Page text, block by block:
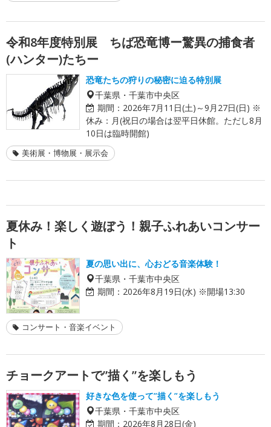
令和8年度特別展 ちば恐竜博ー驚異の捕食者
(ハンター)たちー
恐竜たちの狩りの秘密に迫る特別展
千葉県・千葉市中央区
期間： 2026年7月11日(土)～9月27日(日) ※
休み：月(祝日の場合は翌平日休館。ただし8月
10日は臨時開館)
美術展・博物展・展示会
夏休み！楽しく遊ぼう！親子ふれあいコンサー
ト
夏の思い出に、心おどる音楽体験！
千葉県・千葉市中央区
期間： 2026年8月19日(水) ※開場13:30
コンサート・音楽イベント
チョークアートで”描く”を楽しもう
好きな色を使って”描く”を楽しもう
千葉県・千葉市中央区
期間： 2026年8月28日(金)